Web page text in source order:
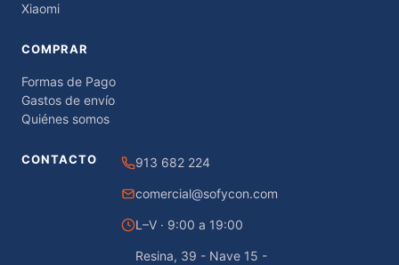
Xiaomi
COMPRAR
Formas de Pago
Gastos de envío
Quiénes somos
CONTACTO 913 682 224
comercial@sofycon.com
L–V · 9:00 a 19:00
Resina, 39 - Nave 15 -